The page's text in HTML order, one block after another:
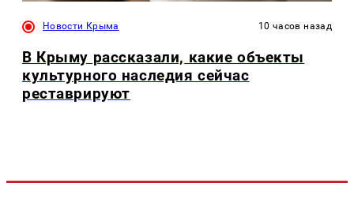
Новости Крыма 10 часов назад
В Крыму рассказали, какие объекты
культурного наследия сейчас
реставрируют